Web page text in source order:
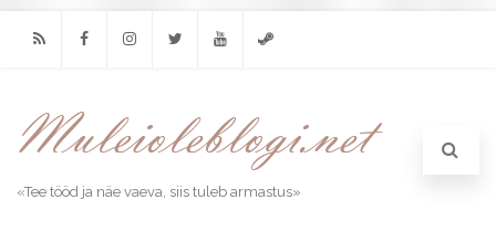
«Tee tööd ja näe vaeva, siis tuleb armastus»